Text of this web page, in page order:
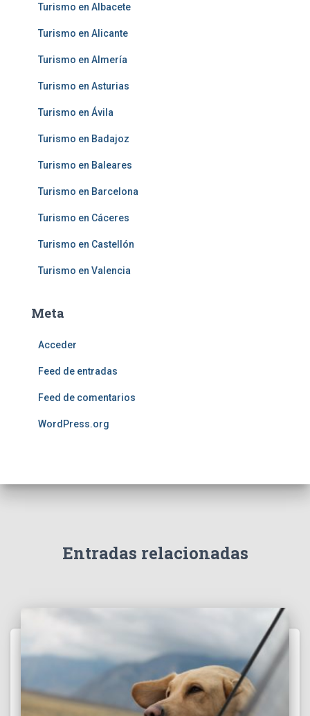
Turismo en Albacete
Turismo en Alicante
Turismo en Almería
Turismo en Asturias
Turismo en Ávila
Turismo en Badajoz
Turismo en Baleares
Turismo en Barcelona
Turismo en Cáceres
Turismo en Castellón
Turismo en Valencia
Meta
Acceder
Feed de entradas
Feed de comentarios
WordPress.org
Entradas relacionadas